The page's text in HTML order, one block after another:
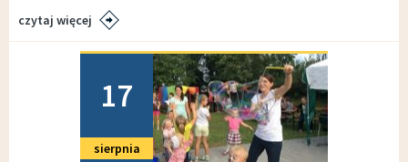
czytaj więcej
17
sierpnia